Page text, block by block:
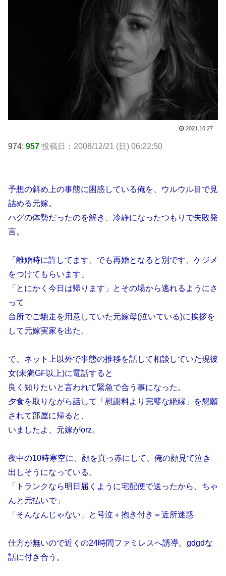
2021.10.27
974: 957 投稿日：2008/12/21 (日) 06:22:50
予想の斜め上の事態に困惑している俺を、ウルウル目で見
詰める元嫁。
ハグの体勢だったのを解き、冷静になったつもりで失敗発
言。
「離婚時に許してます、でも再婚となると別です、ケジメ
をつけてもらいます」
「とにかく今日は帰ります」とその場から逃れるようにさ
って
台所でご馳走を用意していた元嫁母(泣いている)に挨拶を
して元嫁実家を出た。
で、ネット上以外で事態の推移を話して相談していた現彼
女(未満GF以上)に電話すると
良く知りたいと言われて緊急で合う事になった。
夕食を取りながら話して「慰謝料より完璧な絶縁」を懇願
されて部屋に帰ると、
いましたよ、元嫁がorz。
夜中の10時寒空に、顔を真っ赤にして、俺の顔見て泣き
出しそうになっている。
「トランクなら明日届くように宅配便で送ったから、ちゃ
んと元払いで」
「そんなんじゃない」と号泣＋抱き付き＝近所迷惑
仕方が無いので近くの24時間ファミレスへ誘導。gdgdな
話に付き合う。